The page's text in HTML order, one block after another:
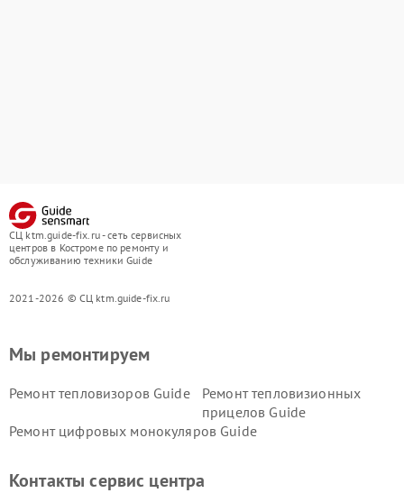
СЦ ktm.guide-fix.ru - сеть сервисных
центров в Костроме по ремонту и
обслуживанию техники Guide
2021-2026 © СЦ ktm.guide-fix.ru
Мы ремонтируем
Ремонт тепловизоров Guide
Ремонт тепловизионных
прицелов Guide
Ремонт цифровых монокуляров Guide
Контакты сервис центра